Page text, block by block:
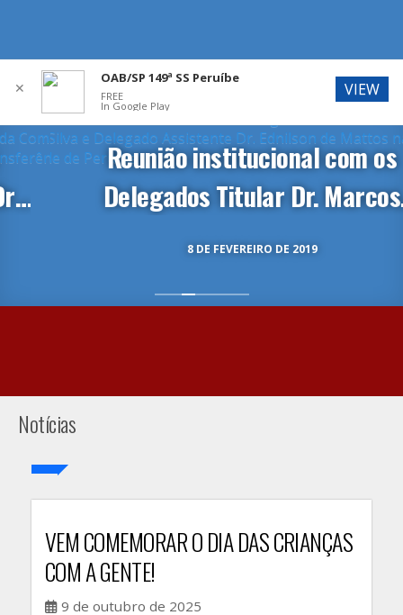
8 DE FEVEREIRO DE 2019
Reunião institucional com os
Delegados Titular Dr. Marcos
Roberto da Silva e Delegado
na Delegacia Sede de Peruíbe.
Notícias
VEM COMEMORAR O DIA DAS CRIANÇAS
COM A GENTE!
9 de outubro de 2025
✕
OAB/SP 149ª SS Peruíbe
FREE
In Google Play
VIEW